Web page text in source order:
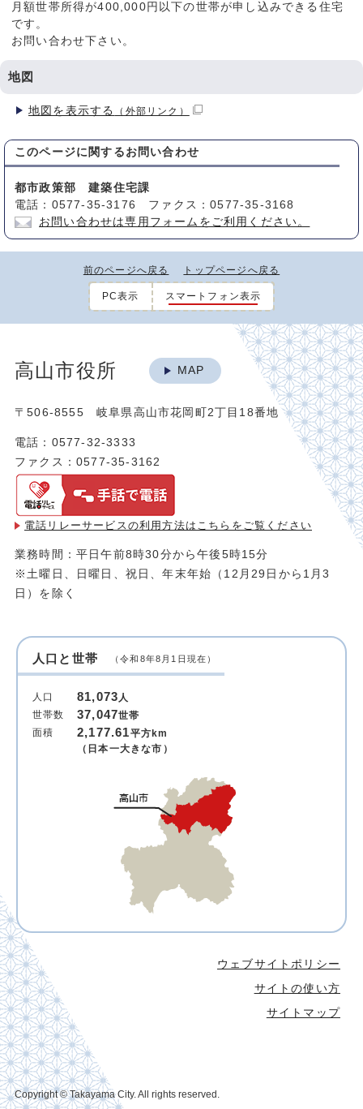
月額世帯所得が400,000円以下の世帯が申し込みできる住宅
です。
お問い合わせ下さい。
地図
地図を表示する （外部リンク）
このページに関する お問い合わせ
都市政策部 建築住宅課
電話：0577-35-3176 ファクス：0577-35-3168
お問い合わせは専用フォームをご利用ください。
前のページへ戻る トップページへ戻る
PC表示 スマートフォン表示
高山市役所 MAP
〒506-8555 岐阜県高山市花岡町2丁目18番地
電話：0577-32-3333
ファクス：0577-35-3162
電話リレーサービスの利用方法は こちらをご覧ください
業務時間：平日午前8時30分から午後5時15分
※土曜日、日曜日、祝日、年末年始（12月29日から1月3
日）を除く
人口と世帯 （令和8年8月1日現在）
人口 81,073人
世帯数
37,047世帯
面積
2,177.61平方km
（日本一大きな市）
ウェブサイトポリシー
サイトの使い方
サイトマップ
Copyright © Takayama City. All rights reserved.